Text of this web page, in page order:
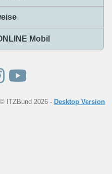
Mobil
ITZBund 2026 - Desktop Version